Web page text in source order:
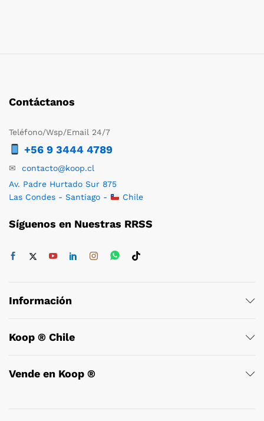
Contáctanos
Teléfono/Wsp/Email 24/7
+56 9 3444 4789
✉ contacto@koop.cl
Av. Padre Hurtado Sur 875
Las Condes - Santiago -
Chile
Síguenos en Nuestras RRSS
Información
Koop ® Chile
Vende en Koop ®